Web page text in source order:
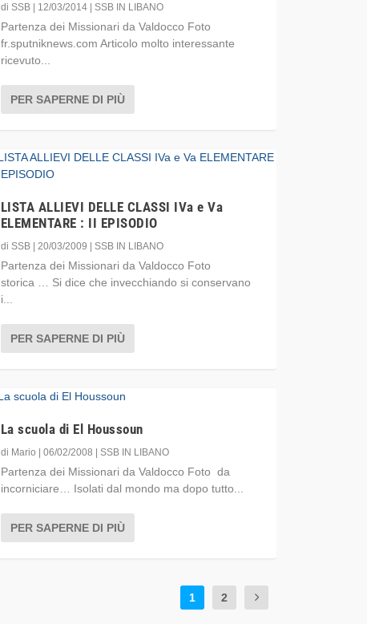
di SSB| 12/03/2014| SSB IN LIBANO
Partenza dei Missionari da Valdocco Foto
fr.sputniknews.com Articolo molto interessante
ricevuto...
PER SAPERNE DI PIÙ
LISTA ALLIEVI DELLE CLASSI IVa e Va
ELEMENTARE : II EPISODIO
di SSB| 20/03/2009 SSB IN LIBANO
Partenza dei Missionari da Valdocco Foto
storica … Si dice che invecchiando si conservano
i...
PER SAPERNE DI PIÙ
La scuola di El Houssoun
di Mario 06/02/2008 SSB IN LIBANO
Partenza dei Missionari da Valdocco Foto da
incorniciare… Isolati dal mondo ma dopo tutto...
PER SAPERNE DI PIÙ
1 2